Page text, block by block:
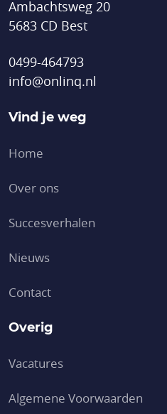
Ambachtsweg 20
5683 CD Best
0499-464793
info@onlinq.nl
Vind je weg
Home
Over ons
Succesverhalen
Nieuws
Contact
Overig
Vacatures
Algemene Voorwaarden